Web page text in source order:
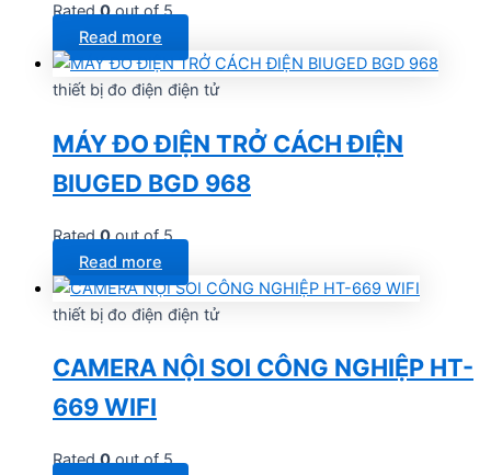
Rated0out of 5
Read more
thiết bị đo điện điện tử
MÁY ĐO ĐIỆN TRỞ CÁCH ĐIỆN
BIUGED BGD 968
Rated0out of 5
Read more
thiết bị đo điện điện tử
CAMERA NỘI SOI CÔNG NGHIỆP HT-
669 WIFI
Rated0out of 5